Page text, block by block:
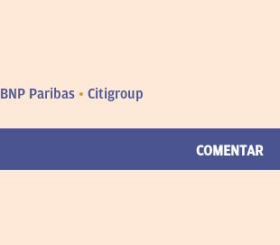
BNP Paribas Citigroup
COMENTAR